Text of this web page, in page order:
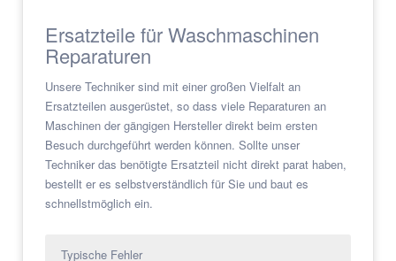
Ersatzteile für Waschmaschinen
Reparaturen
Unsere Techniker sind mit einer großen Vielfalt an
Ersatzteilen ausgerüstet, so dass viele Reparaturen an
Maschinen der gängigen Hersteller direkt beim ersten
Besuch durchgeführt werden können. Sollte unser
Techniker das benötigte Ersatzteil nicht direkt parat haben,
bestellt er es selbstverständlich für Sie und baut es
schnellstmöglich ein.
Typische Fehler